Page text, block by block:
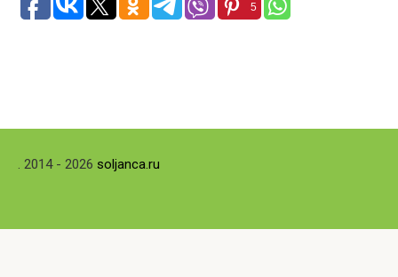
5
. 2014 - 2026 soljanca.ru